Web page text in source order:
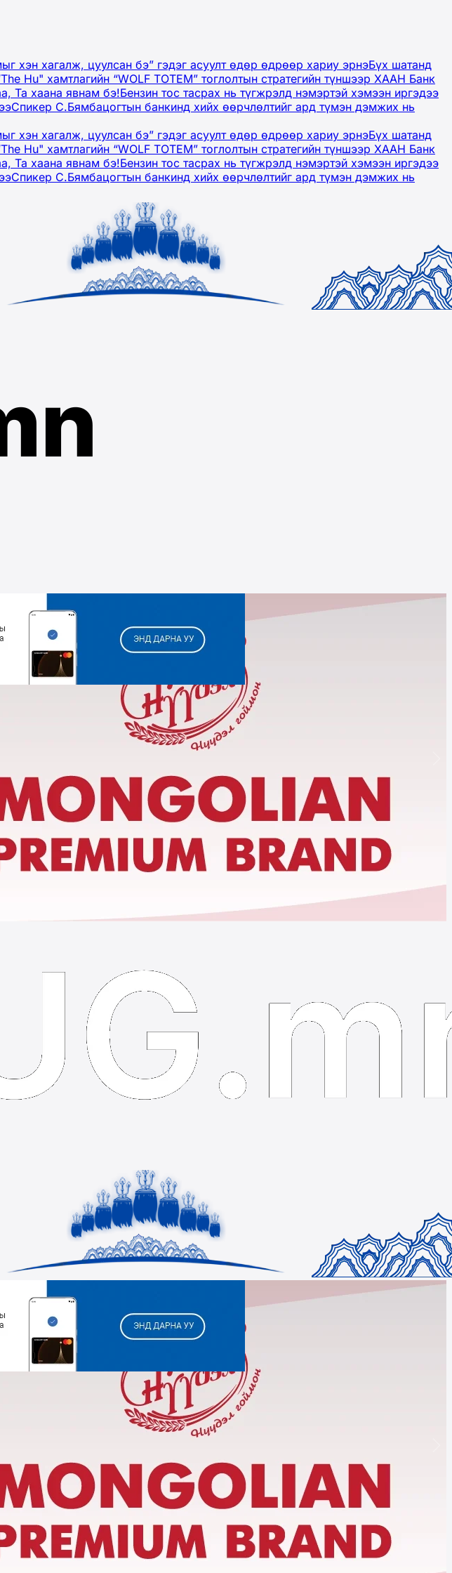
хэн хагалж, цуулсан бэ” гэдэг асуулт өдөр өдрөөр хариу эрнэБүх шатанд
Hu" хамтлагийн “WOLF TOTEM” тоглолтын стратегийн түншээр ХААН Банк
Та хаана явнам бэ!Бензин тос тасрах нь түгжрэлд нэмэртэй хэмээн иргэдээ
Спикер С.Бямбацогтын банкинд хийх өөрчлөлтийг ард түмэн дэмжих нь
хэн хагалж, цуулсан бэ” гэдэг асуулт өдөр өдрөөр хариу эрнэБүх шатанд
Hu" хамтлагийн “WOLF TOTEM” тоглолтын стратегийн түншээр ХААН Банк
Та хаана явнам бэ!Бензин тос тасрах нь түгжрэлд нэмэртэй хэмээн иргэдээ
Спикер С.Бямбацогтын банкинд хийх өөрчлөлтийг ард түмэн дэмжих нь